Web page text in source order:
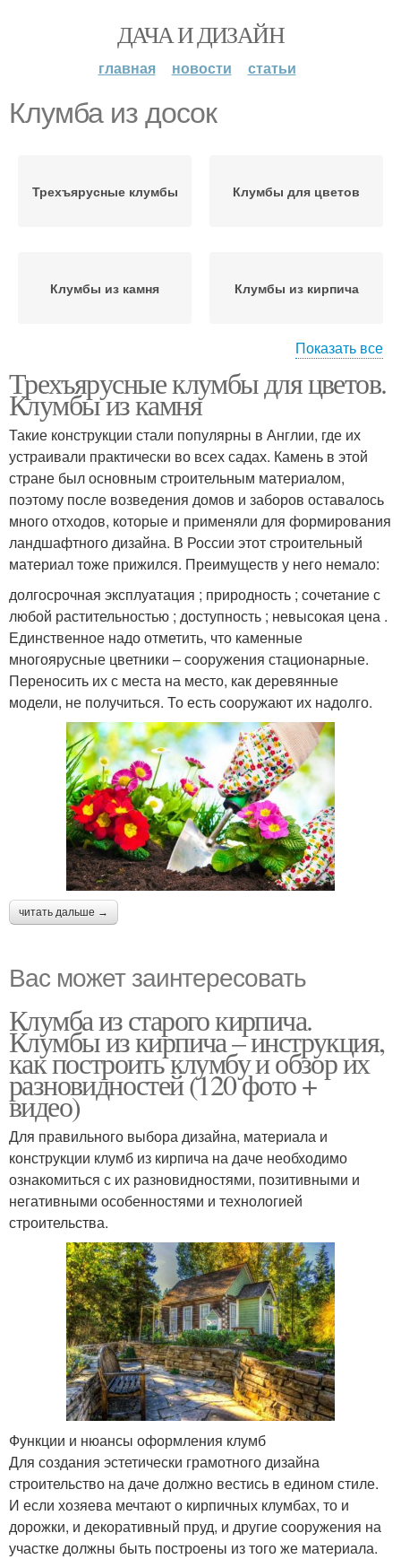
ДАЧА И ДИЗАЙН
главная новости статьи
Клумба из досок
Трехъярусные клумбы Клумбы для цветов
Клумбы из камня Клумбы из кирпича
изделий
многолетников
Клумбы из
многолетников
Красивые клумбы
Клумбы из многолетних
цветов
Многоярусная клумба
Показать все
Трехъярусные клумбы для цветов.
Клумбы из камня
Такие конструкции стали популярны в Англии, где их
устраивали практически во всех садах. Камень в этой
стране был основным строительным материалом,
поэтому после возведения домов и заборов оставалось
много отходов, которые и применяли для формирования
ландшафтного дизайна. В России этот строительный
материал тоже прижился. Преимуществ у него немало:
долгосрочная эксплуатация ; природность ; сочетание с
любой растительностью ; доступность ; невысокая цена .
Единственное надо отметить, что каменные
многоярусные цветники – сооружения стационарные.
Переносить их с места на место, как деревянные
модели, не получиться. То есть сооружают их надолго.
читать дальше →
Вас может заинтересовать
Клумба из старого кирпича.
Клумбы из кирпича – инструкция,
как построить клумбу и обзор их
разновидностей (120 фото +
видео)
Для правильного выбора дизайна, материала и
конструкции клумб из кирпича на даче необходимо
ознакомиться с их разновидностями, позитивными и
негативными особенностями и технологией
строительства.
Функции и нюансы оформления клумб
Для создания эстетически грамотного дизайна
строительство на даче должно вестись в едином стиле.
И если хозяева мечтают о кирпичных клумбах, то и
дорожки, и декоративный пруд, и другие сооружения на
участке должны быть построены из того же материала.